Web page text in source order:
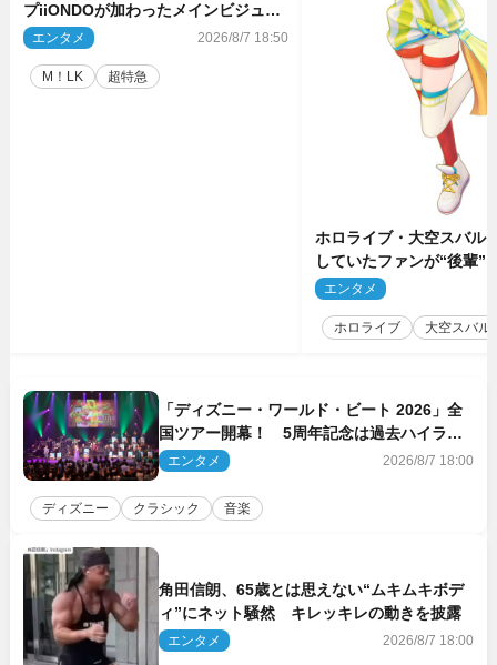
プiiONDOが加わったメインビジュア
ル公開！ 開催記念グッズラインナッ
エンタメ 2026/8/7 18:50
M！LK 超特急
ホロライブ・大空スバル
していたファンが“後輩”
もしかしてあのときの？
エンタメ
ホロライブ 大空スバル
「ディズニー・ワールド・ビート 2026」全
国ツアー開幕！ 5周年記念は過去ハイライ
ト＆クルーズ旅を大満喫！【潜入レポート】
エンタメ 2026/8/7 18:00
ディズニー クラシック 音楽
角田信朗、65歳とは思えない“ムキムキボデ
ィ”にネット騒然 キレッキレの動きを披露
エンタメ 2026/8/7 18:00